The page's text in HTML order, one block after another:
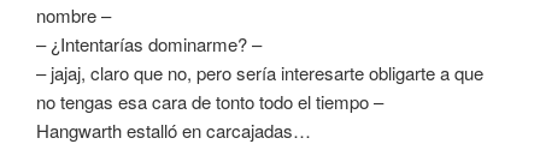
nombre –
– ¿Intentarías dominarme? –
– jajaj, claro que no, pero sería interesarte obligarte a que
no tengas esa cara de tonto todo el tiempo –
Hangwarth estalló en carcajadas…